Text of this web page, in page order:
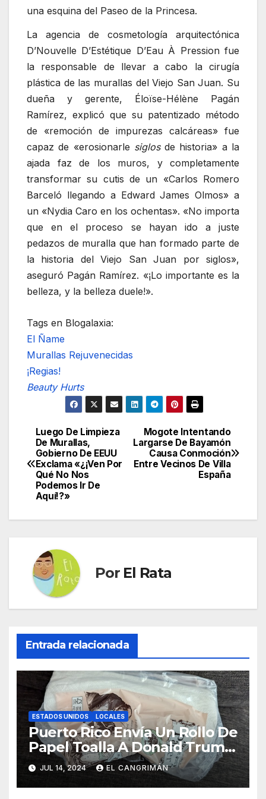
una esquina del Paseo de la Princesa.
La agencia de cosmetología arquitectónica
D’Nouvelle D’Estétique D’Eau À Pression fue
la responsable de llevar a cabo la cirugía
plástica de las murallas del Viejo San Juan. Su
dueña y gerente, Éloïse-Hélène Pagán
Ramírez, explicó que su patentizado método
de «remoción de impurezas calcáreas» fue
capaz de «erosionarle siglosde historia» a la
ajada faz de los muros, y completamente
transformar su cutis de un «Carlos Romero
Barceló llegando a Edward James Olmos» a
un «Nydia Caro en los ochentas». «No importa
que en el proceso se hayan ido a juste
pedazos de muralla que han formado parte de
la historia del Viejo San Juan por siglos»,
aseguró Pagán Ramírez. «¡Lo importante es la
belleza, y la belleza duele!».
Tags en Blogalaxia:
El Ñame
Murallas Rejuvenecidas
¡Regias!
Beauty Hurts
Navegación
de
entradas
Mogote Intentando
Largarse De Bayamón
Causa Conmoción
Entre Vecinos De Villa
España
Luego De Limpieza
De Murallas,
Gobierno De EEUU
Exclama «¿¡Ven Por
Qué No Nos
Podemos Ir De
Aquí!?»
Por El Rata
Entrada relacionada
ESTADOS UNIDOS LOCALES
Puerto Rico Envía Un Rollo De
Papel Toalla A Donald Trump
Pa’ Que Use Las Hojas De
Curita
JUL 14, 2024 EL CANGRIMÁN